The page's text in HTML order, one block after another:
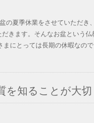
の夏季休業をさせていただき、
きます。そんなお盆という仏
にとっては長期の休暇なので
を知ることが大切